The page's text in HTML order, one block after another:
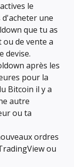
le
une
que tu as
de vente a
devise.
après les
pour la
Bitcoin il y a
autre
ou ta
ordres
ou